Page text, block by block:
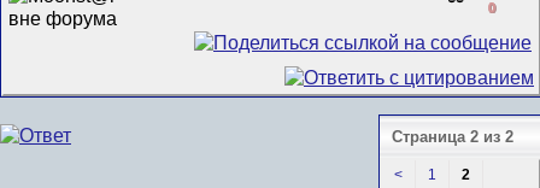
0
Страница 2 из 2
< 1 2